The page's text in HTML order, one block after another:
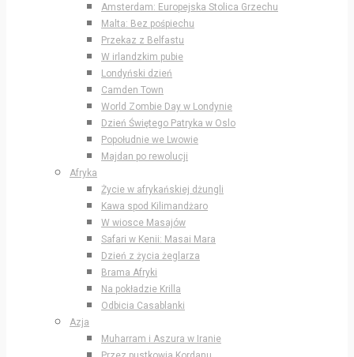
Amsterdam: Europejska Stolica Grzechu
Malta: Bez pośpiechu
Przekaz z Belfastu
W irlandzkim pubie
Londyński dzień
Camden Town
World Zombie Day w Londynie
Dzień Świętego Patryka w Oslo
Popołudnie we Lwowie
Majdan po rewolucji
Afryka
Życie w afrykańskiej dżungli
Kawa spod Kilimandżaro
W wiosce Masajów
Safari w Kenii: Masai Mara
Dzień z życia żeglarza
Brama Afryki
Na pokładzie Krilla
Odbicia Casablanki
Azja
Muharram i Aszura w Iranie